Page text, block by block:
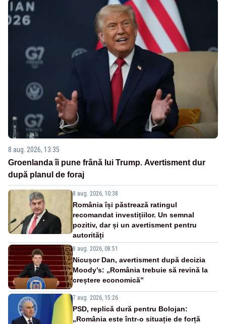
8 aug. 2026, 13:35
Groenlanda îi pune frână lui Trump. Avertisment dur
după planul de foraj
8 aug. 2026, 10:38
România își păstrează ratingul
recomandat investițiilor. Un semnal
pozitiv, dar și un avertisment pentru
autorități
8 aug. 2026, 08:51
Nicușor Dan, avertisment după decizia
Moody’s: „România trebuie să revină la
creștere economică”
7 aug. 2026, 15:26
PSD, replică dură pentru Bolojan:
„România este într-o situație de forță